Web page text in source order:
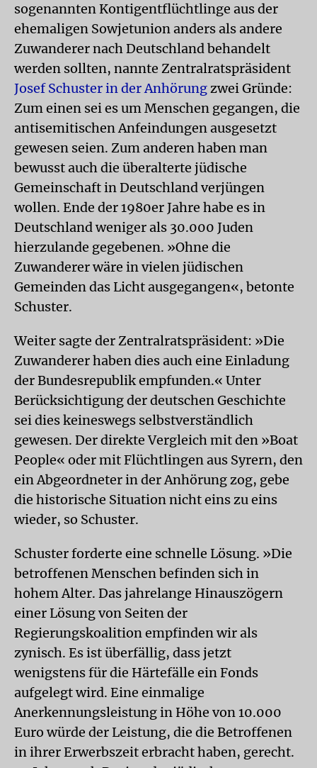
sogenannten Kontigentflüchtlinge aus der
ehemaligen Sowjetunion anders als andere
Zuwanderer nach Deutschland behandelt
werden sollten, nannte Zentralratspräsident
Josef Schuster in der Anhörungzwei Gründe:
Zum einen sei es um Menschen gegangen, die
antisemitischen Anfeindungen ausgesetzt
gewesen seien. Zum anderen haben man
bewusst auch die überalterte jüdische
Gemeinschaft in Deutschland verjüngen
wollen. Ende der 1980er Jahre habe es in
Deutschland weniger als 30.000 Juden
hierzulande gegebenen. »Ohne die
Zuwanderer wäre in vielen jüdischen
Gemeinden das Licht ausgegangen«, betonte
Schuster.
Weiter sagte der Zentralratspräsident: »Die
Zuwanderer haben dies auch eine Einladung
der Bundesrepublik empfunden.« Unter
Berücksichtigung der deutschen Geschichte
sei dies keineswegs selbstverständlich
gewesen. Der direkte Vergleich mit den »Boat
People« oder mit Flüchtlingen aus Syrern, den
ein Abgeordneter in der Anhörung zog, gebe
die historische Situation nicht eins zu eins
wieder, so Schuster.
Schuster forderte eine schnelle Lösung. »Die
betroffenen Menschen befinden sich in
hohem Alter. Das jahrelange Hinauszögern
einer Lösung von Seiten der
Regierungskoalition empfinden wir als
zynisch. Es ist überfällig, dass jetzt
wenigstens für die Härtefälle ein Fonds
aufgelegt wird. Eine einmalige
Anerkennungsleistung in Höhe von 10.000
Euro würde der Leistung, die die Betroffenen
in ihrer Erwerbszeit erbracht haben, gerecht.